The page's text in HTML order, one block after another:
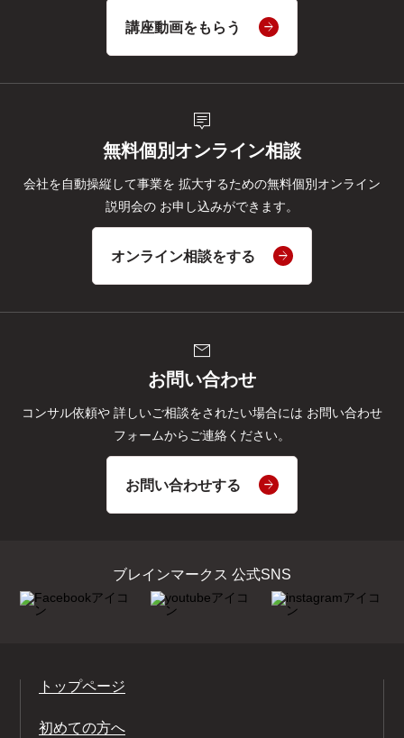
講座動画をもらう
tooltip_2
無料個別オンライン相談
会社を自動操縦して事業を 拡大するための無料個別オンライン
説明会の お申し込みができます。
オンライン相談をする
mail
お問い合わせ
コンサル依頼や 詳しいご相談をされたい場合には お問い合わせ
フォームからご連絡ください。
お問い合わせする
ブレインマークス 公式SNS
トップページ
初めての方へ